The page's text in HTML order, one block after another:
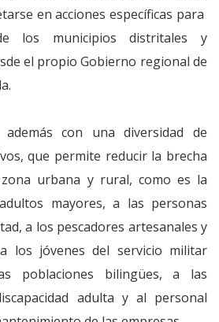
en acciones específicas para
los municipios distritales y
el propio Gobierno regional de
con una diversidad de
que permite reducir la brecha
urbana y rural, como es la
mayores, a las personas
a los pescadores artesanales y
los jóvenes del servicio militar
poblaciones bilingües, a las
adulta y al personal